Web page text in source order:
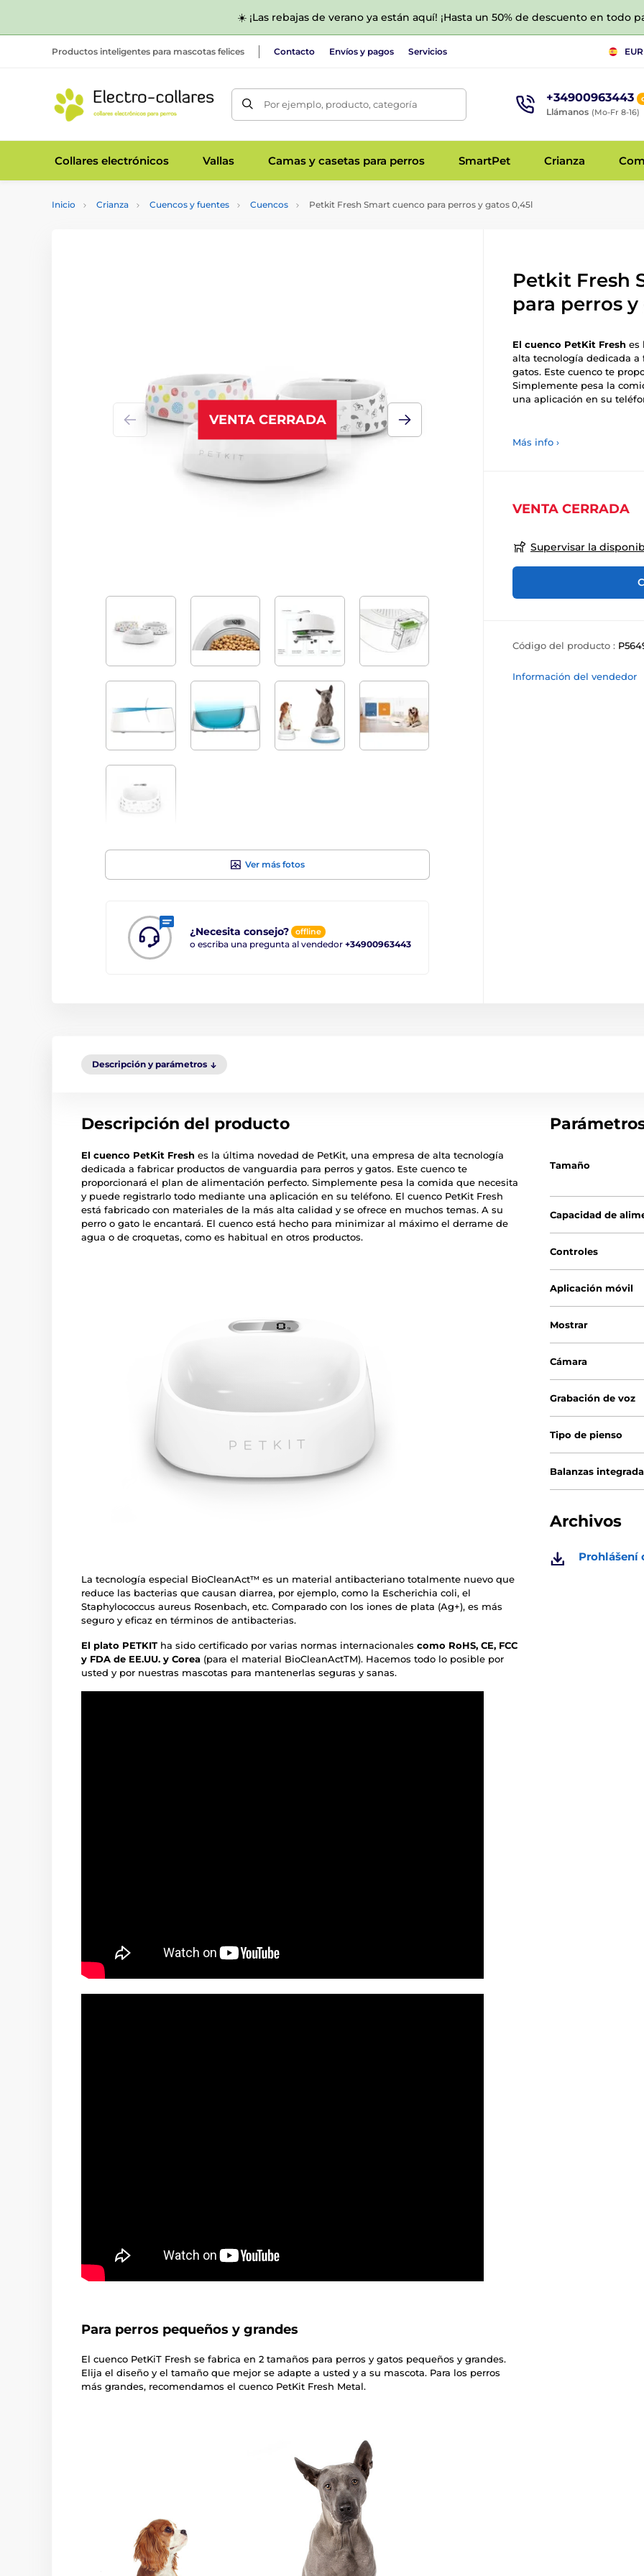
☀️ ¡Las rebajas de verano ya están aquí! ¡Hasta un 50% de descuento en todo
Productos inteligentes para mascotas felices Contacto Envíos y pagos Servicios EUR
Por ejemplo, producto, categoría +34900963443
Llámanos (Mo-Fr 8-16)
Collares electrónicos Vallas Camas y casetas para perros SmartPet Crianza
Inicio Crianza Cuencos y fuentes Cuencos Petkit Fresh Smart cuenco para perros y gatos 0,45l
VENTA CERRADA
Ver más fotos
¿Necesita consejo? offline
o escriba una pregunta al vendedor +34900963443
Petkit Fresh
para perros
El cuenco PetKit Fresh es
alta tecnología dedicada a
gatos. Este cuenco te
Simplemente pesa la
una aplicación en su
Más info ›
VENTA CERRADA
Supervisar la
Código del producto :
Información del vendedor
Descripción y parámetros
Descripción del producto
El cuenco PetKit Fresh es la última novedad de PetKit, una empresa de alta tecnología
dedicada a fabricar productos de vanguardia para perros y gatos. Este cuenco te
proporcionará el plan de alimentación perfecto. Simplemente pesa la comida que necesita
y puede registrarlo todo mediante una aplicación en su teléfono. El cuenco PetKit Fresh
está fabricado con materiales de la más alta calidad y se ofrece en muchos temas. A su
perro o gato le encantará. El cuenco está hecho para minimizar al máximo el derrame de
agua o de croquetas, como es habitual en otros productos.
La tecnología especial BioCleanAct™ es un material antibacteriano totalmente nuevo que
reduce las bacterias que causan diarrea, por ejemplo, como la Escherichia coli, el
Staphylococcus aureus Rosenbach, etc. Comparado con los iones de plata (Ag+), es más
seguro y eficaz en términos de antibacterias.
El plato PETKIT ha sido certificado por varias normas internacionales como RoHS, CE, FCC
y FDA de EE.UU. y Corea (para el material BioCleanActTM). Hacemos todo lo posible por
usted y por nuestras mascotas para mantenerlas seguras y sanas.
Para perros pequeños y grandes
El cuenco PetKiT Fresh se fabrica en 2 tamaños para perros y gatos pequeños y grandes.
Elija el diseño y el tamaño que mejor se adapte a usted y a su mascota. Para los perros
más grandes, recomendamos el cuenco PetKit Fresh Metal.
Tamaño
Capacidad de
Controles
Aplicación móvil
Mostrar
Cámara
Grabación de voz
Tipo de pienso
Balanzas
Archivos
Prohlášení